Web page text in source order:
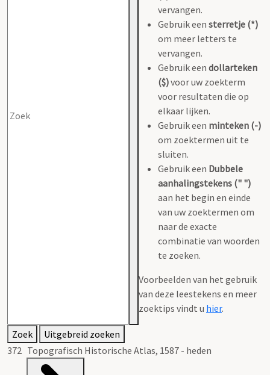
vervangen.
Gebruik een sterretje (*)
om meer letters te
vervangen.
Gebruik een dollarteken
($)voor uw zoekterm
voor resultaten die op
elkaar lijken.
Gebruik een minteken (-)
om zoektermen uit te
sluiten.
Gebruik een Dubbele
aanhalingstekens (" ")
aan het begin en einde
van uw zoektermen om
naar de exacte
combinatie van woorden
te zoeken.
Voorbeelden van het gebruik
van deze leestekens en meer
zoektips vindt u hier.
Zoek
Uitgebreid zoeken
372 Topografisch Historische Atlas, 1587 - heden